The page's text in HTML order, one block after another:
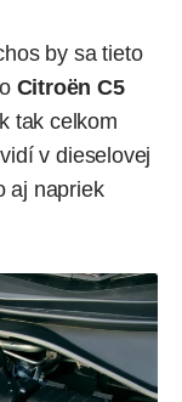
by sa tieto
Citroën C5
tak celkom
v dieselovej
aj napriek